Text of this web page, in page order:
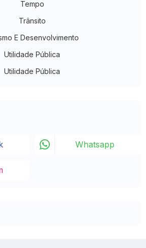
Tempo
Trânsito
E Desenvolvimento
Utilidade Pública
Utilidade Pública
Whatsapp